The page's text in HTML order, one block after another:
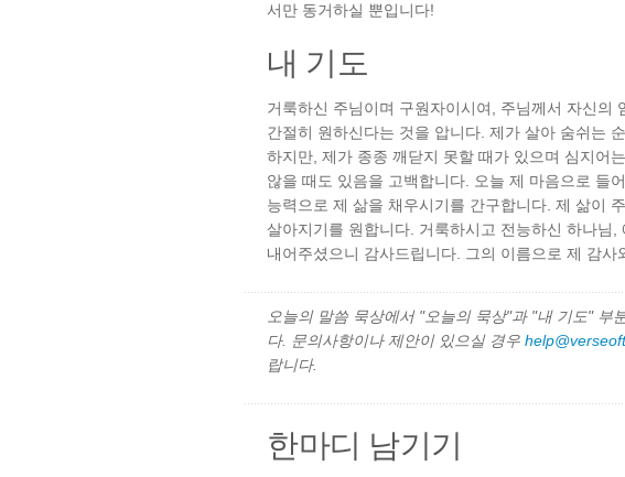
서만 동거하실 뿐입니다!
내 기도
거룩하신 주님이며 구원자이시여, 주님께서 자신의
간절히 원하신다는 것을 압니다. 제가 살아 숨쉬는
하지만, 제가 종종 깨닫지 못할 때가 있으며 심지어
않을 때도 있음을 고백합니다. 오늘 제 마음으로 들
능력으로 제 삶을 채우시기를 간구합니다. 제 삶이
살아지기를 원합니다. 거룩하시고 전능하신 하나님,
내어주셨으니 감사드립니다. 그의 이름으로 제 감사
오늘의 말씀 묵상에서 "오늘의 묵상"과 "내 기도" 부
다. 문의사항이나 제안이 있으실 경우
랍니다.
한마디 남기기